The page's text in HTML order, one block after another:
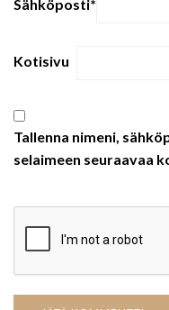
Sähköposti*
Kotisivu
Tallenna nimeni,
selaimeen seuraavaa